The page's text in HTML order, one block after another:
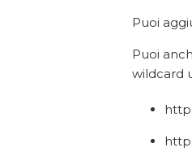
Puoi
Puoi
wildcard